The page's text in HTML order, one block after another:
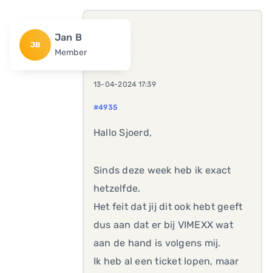
JB
Jan B
Member
13-04-2024 17:39
#4935
Hallo Sjoerd,
Sinds deze week heb ik exact
hetzelfde.
Het feit dat jij dit ook hebt geeft
dus aan dat er bij VIMEXX wat
aan de hand is volgens mij.
Ik heb al een ticket lopen, maar